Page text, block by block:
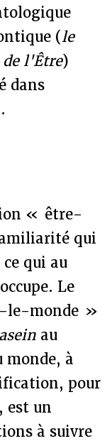
(le
de l'Être)
dans
.
« être-
qui
qui au
Le
le-monde »
au
monde, à
pour
est un
à suivre